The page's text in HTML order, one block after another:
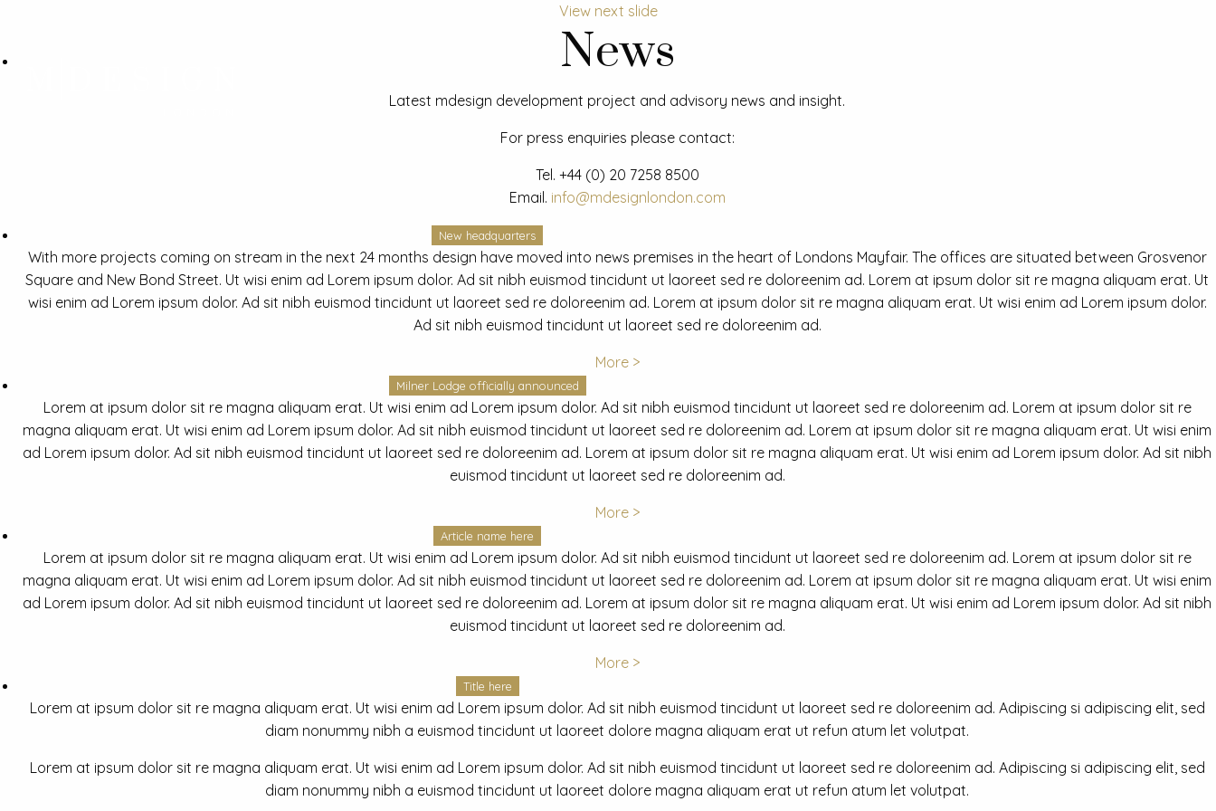
View next slide
News
Latest mdesign development project and advisory news and insight.
For press enquiries please contact:
Tel. +44 (0) 20 7258 8500
Email. info@mdesignlondon.com
New headquarters
With more projects coming on stream in the next 24 months design have moved into news premises in the heart of Londons Mayfair. The offices are situated between Grosvenor
Square and New Bond Street. Ut wisi enim ad Lorem ipsum dolor. Ad sit nibh euismod tincidunt ut laoreet sed re doloreenim ad. Lorem at ipsum dolor sit re magna aliquam erat. Ut
wisi enim ad Lorem ipsum dolor. Ad sit nibh euismod tincidunt ut laoreet sed re doloreenim ad. Lorem at ipsum dolor sit re magna aliquam erat. Ut wisi enim ad Lorem ipsum dolor.
Ad sit nibh euismod tincidunt ut laoreet sed re doloreenim ad.
More >
Milner Lodge officially announced
Lorem at ipsum dolor sit re magna aliquam erat. Ut wisi enim ad Lorem ipsum dolor. Ad sit nibh euismod tincidunt ut laoreet sed re doloreenim ad. Lorem at ipsum dolor sit re
magna aliquam erat. Ut wisi enim ad Lorem ipsum dolor. Ad sit nibh euismod tincidunt ut laoreet sed re doloreenim ad. Lorem at ipsum dolor sit re magna aliquam erat. Ut wisi enim
ad Lorem ipsum dolor. Ad sit nibh euismod tincidunt ut laoreet sed re doloreenim ad. Lorem at ipsum dolor sit re magna aliquam erat. Ut wisi enim ad Lorem ipsum dolor. Ad sit nibh
euismod tincidunt ut laoreet sed re doloreenim ad.
More >
Article name here
Lorem at ipsum dolor sit re magna aliquam erat. Ut wisi enim ad Lorem ipsum dolor. Ad sit nibh euismod tincidunt ut laoreet sed re doloreenim ad. Lorem at ipsum dolor sit re
magna aliquam erat. Ut wisi enim ad Lorem ipsum dolor. Ad sit nibh euismod tincidunt ut laoreet sed re doloreenim ad. Lorem at ipsum dolor sit re magna aliquam erat. Ut wisi enim
ad Lorem ipsum dolor. Ad sit nibh euismod tincidunt ut laoreet sed re doloreenim ad. Lorem at ipsum dolor sit re magna aliquam erat. Ut wisi enim ad Lorem ipsum dolor. Ad sit nibh
euismod tincidunt ut laoreet sed re doloreenim ad.
More >
Title here
Lorem at ipsum dolor sit re magna aliquam erat. Ut wisi enim ad Lorem ipsum dolor. Ad sit nibh euismod tincidunt ut laoreet sed re doloreenim ad. Adipiscing si adipiscing elit, sed
diam nonummy nibh a euismod tincidunt ut laoreet dolore magna aliquam erat ut refun atum let volutpat.
Lorem at ipsum dolor sit re magna aliquam erat. Ut wisi enim ad Lorem ipsum dolor. Ad sit nibh euismod tincidunt ut laoreet sed re doloreenim ad. Adipiscing si adipiscing elit, sed
diam nonummy nibh a euismod tincidunt ut laoreet dolore magna aliquam erat ut refun atum let volutpat.